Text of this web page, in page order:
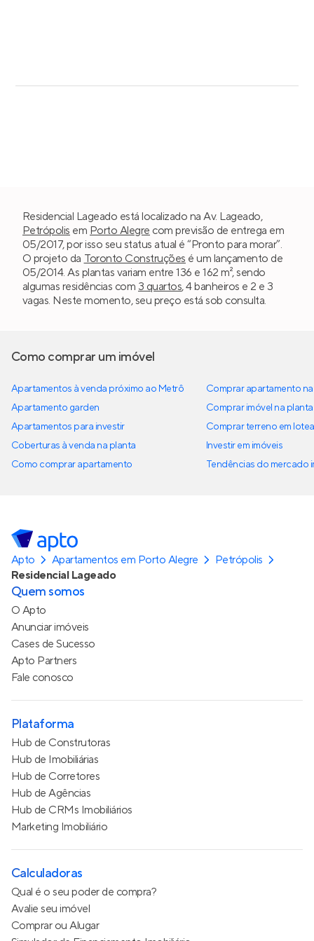
Residencial Lageado está localizado na Av. Lageado,
Petrópolis em Porto Alegre com previsão de entrega em
05/2017, por isso seu status atual é “Pronto para morar”.
O projeto da Toronto Construções é um lançamento de
05/2014. As plantas variam entre 136 e 162 m², sendo
algumas residências com 3 quartos, 4 banheiros e 2 e 3
vagas. Neste momento, seu preço está sob consulta.
Como comprar um imóvel
Apartamentos à venda próximo ao Metrô
Apartamento garden
Apartamentos para investir
Coberturas à venda na planta
Como comprar apartamento
Comprar apartamento
Comprar imóvel na planta
Comprar terreno em
Investir em imóveis
Tendências do mercado
Apto Apartamentos em Porto Alegre
Petrópolis
Residencial Lageado
Quem somos
O Apto
Anunciar imóveis
Cases de Sucesso
Apto Partners
Fale conosco
Plataforma
Hub de Construtoras
Hub de Imobiliárias
Hub de Corretores
Hub de Agências
Hub de CRMs Imobiliários
Marketing Imobiliário
Calculadoras
Qual é o seu poder de compra?
Avalie seu imóvel
Comprar ou Alugar